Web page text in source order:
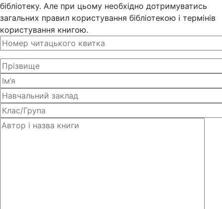
бібліотеку. Але при цьому необхідно дотримуватись
загальних правил користування бібліотекою і термінів
користування книгою.